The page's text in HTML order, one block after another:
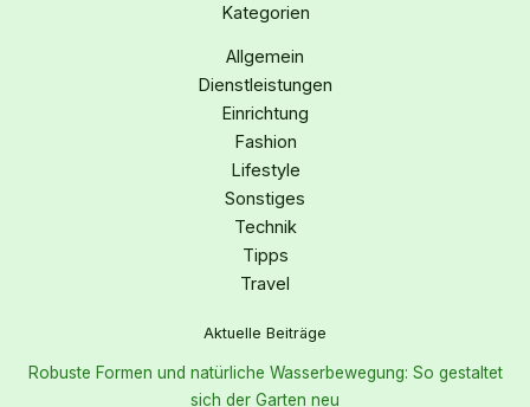
Kategorien
Allgemein
Dienstleistungen
Einrichtung
Fashion
Lifestyle
Sonstiges
Technik
Tipps
Travel
Aktuelle Beiträge
Robuste Formen und natürliche Wasserbewegung: So gestaltet
sich der Garten neu